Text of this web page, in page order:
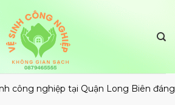
công nghiệp tại Quận Long Biên đáng